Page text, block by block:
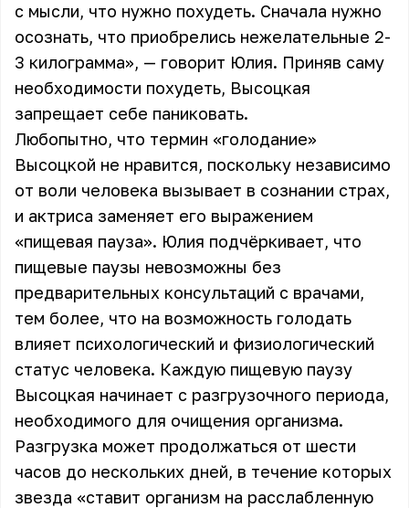
с мысли, что нужно похудеть. Сначала нужно
осознать, что приобрелись нежелательные 2-
3 килограмма», — говорит Юлия. Приняв саму
необходимости похудеть, Высоцкая
запрещает себе паниковать.
Любопытно, что термин «голодание»
Высоцкой не нравится, поскольку независимо
от воли человека вызывает в сознании страх,
и актриса заменяет его выражением
«пищевая пауза». Юлия подчёркивает, что
пищевые паузы невозможны без
предварительных консультаций с врачами,
тем более, что на возможность голодать
влияет психологический и физиологический
статус человека. Каждую пищевую паузу
Высоцкая начинает с разгрузочного периода,
необходимого для очищения организма.
Разгрузка может продолжаться от шести
часов до нескольких дней, в течение которых
звезда «ставит организм на расслабленную